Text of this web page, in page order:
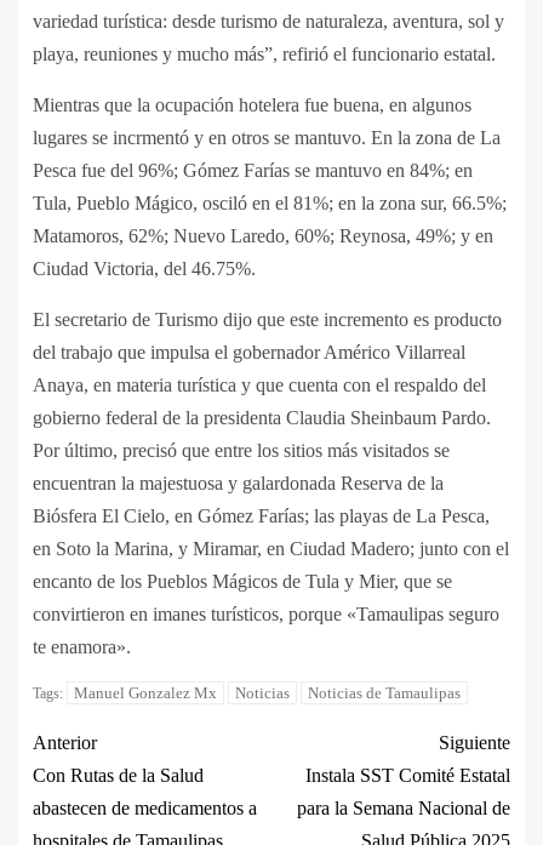
variedad turística: desde turismo de naturaleza, aventura, sol y
playa, reuniones y mucho más”, refirió el funcionario estatal.
Mientras que la ocupación hotelera fue buena, en algunos
lugares se incrmentó y en otros se mantuvo. En la zona de La
Pesca fue del 96%; Gómez Farías se mantuvo en 84%; en
Tula, Pueblo Mágico, osciló en el 81%; en la zona sur, 66.5%;
Matamoros, 62%; Nuevo Laredo, 60%; Reynosa, 49%; y en
Ciudad Victoria, del 46.75%.
El secretario de Turismo dijo que este incremento es producto
del trabajo que impulsa el gobernador Américo Villarreal
Anaya, en materia turística y que cuenta con el respaldo del
gobierno federal de la presidenta Claudia Sheinbaum Pardo.
Por último, precisó que entre los sitios más visitados se
encuentran la majestuosa y galardonada Reserva de la
Biósfera El Cielo, en Gómez Farías; las playas de La Pesca,
en Soto la Marina, y Miramar, en Ciudad Madero; junto con el
encanto de los Pueblos Mágicos de Tula y Mier, que se
convirtieron en imanes turísticos, porque «Tamaulipas seguro
te enamora».
Tags: Manuel Gonzalez Mx Noticias Noticias de Tamaulipas
Anterior
Con Rutas de la Salud
abastecen de medicamentos a
hospitales de Tamaulipas
Siguiente
Instala SST Comité Estatal
para la Semana Nacional de
Salud Pública 2025